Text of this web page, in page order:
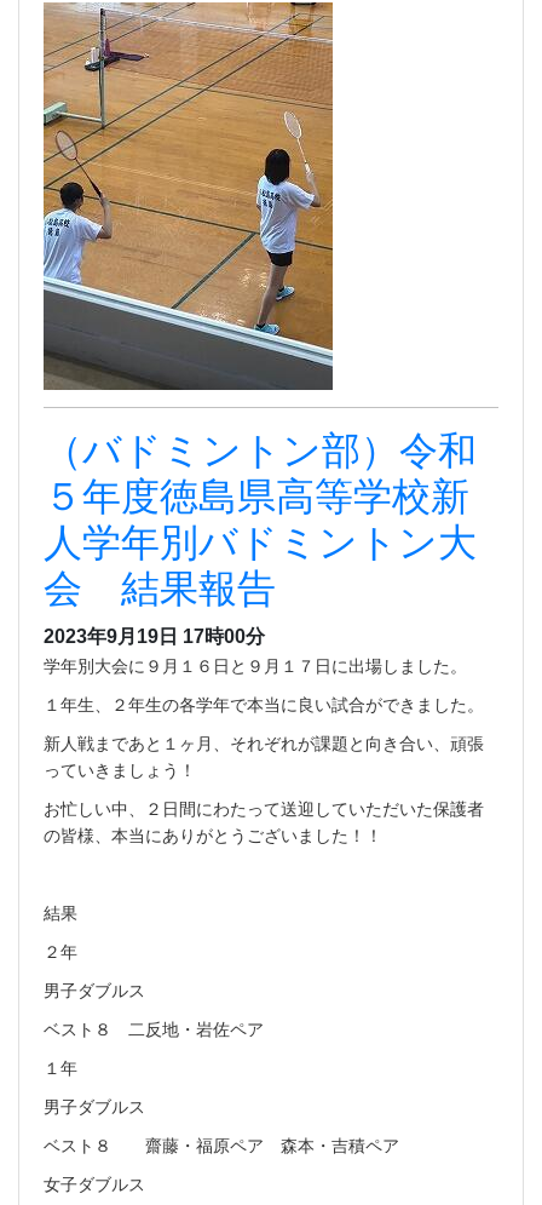
（バドミントン部）令和
５年度徳島県高等学校新
人学年別バドミントン大
会 結果報告
2023年9月19日 17時00分
学年別大会に９月１６日と９月１７日に出場しました。
１年生、２年生の各学年で本当に良い試合ができました。
新人戦まであと１ヶ月、それぞれが課題と向き合い、頑張
っていきましょう！
お忙しい中、２日間にわたって送迎していただいた保護者
の皆様、本当にありがとうございました！！
結果
２年
男子ダブルス
ベスト８ 二反地・岩佐ペア
１年
男子ダブルス
ベスト８ 齋藤・福原ペア 森本・吉積ペア
女子ダブルス